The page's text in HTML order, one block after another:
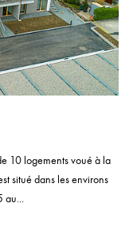
10 logements voué à la
situé dans les environs
au...